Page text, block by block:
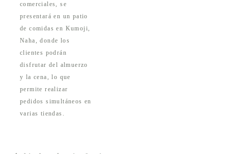
comerciales, se
presentará en un patio
de comidas en Kumoji,
Naha, donde los
clientes podrán
disfrutar del almuerzo
y la cena, lo que
permite realizar
pedidos simultáneos en
varias tiendas.